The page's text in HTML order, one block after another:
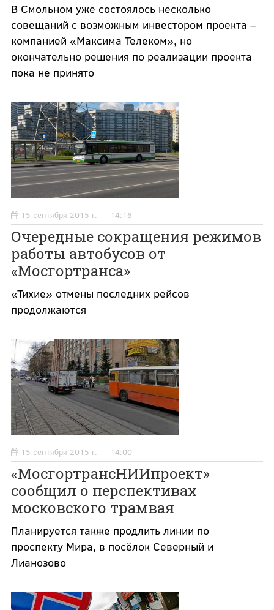
В Смольном уже состоялось несколько
совещаний с возможным инвестором проекта –
компанией «Максима Телеком», но
окончательно решения по реализации проекта
пока не принято
15 сентября 2015 г. — 14:16
Очередные сокращения режимов
работы автобусов от
«Мосгортранса»
«Тихие» отмены последних рейсов
продолжаются
15 сентября 2015 г. — 14:00
«МосгортрансНИИпроект»
сообщил о перспективах
московского трамвая
Планируется также продлить линии по
проспекту Мира, в посёлок Северный и
Лианозово